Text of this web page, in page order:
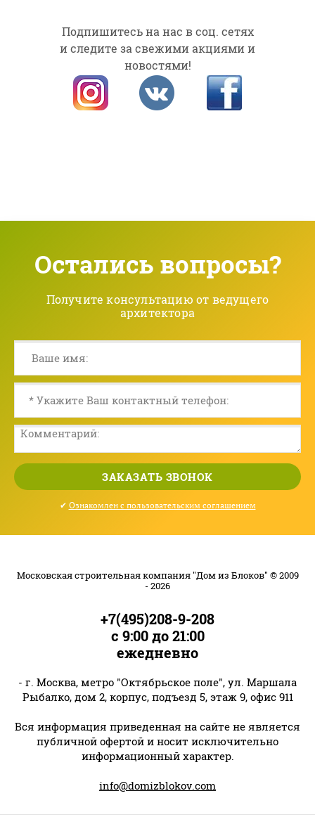
Подпишитесь на нас в соц. сетях
и следите за свежими акциями и
новостями!
Остались вопросы?
Получите консультацию от ведущего
архитектора
ЗАКАЗАТЬ ЗВОНОК
✔ Ознакомлен с пользовательским соглашением
Московская строительная компания "Дом из Блоков" © 2009
- 2026
+7(495)208-9-208
с 9:00 до 21:00
ежедневно
- г. Москва, метро "Октябрьское поле", ул. Маршала
Рыбалко, дом 2, корпус, подъезд 5, этаж 9, офис 911
Вся информация приведенная на сайте не является
публичной офертой и носит исключительно
информационный характер.
info@domizblokov.com